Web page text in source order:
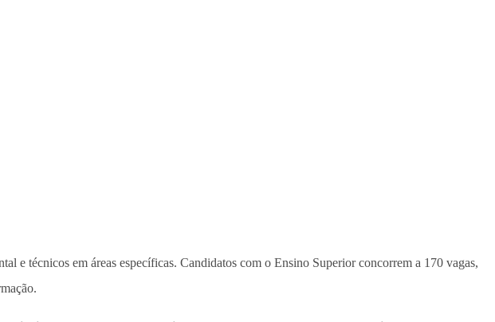
e técnicos em áreas específicas. Candidatos com o Ensino Superior concorrem a 170 vagas,